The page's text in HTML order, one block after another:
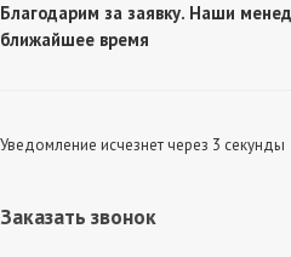
Благодарим за заявку. Наши
ближайшее время
Уведомление исчезнет через 3 секунды
Заказать звонок